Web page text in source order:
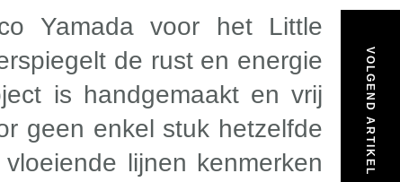
VOLGEND ARTIKEL
Yamada voor het Little
de rust en energie
is handgemaakt en vrij
geen enkel stuk hetzelfde
lijnen kenmerken